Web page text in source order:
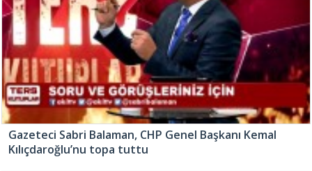
Gazeteci Sabri Balaman, CHP Genel Başkanı Kemal
Kılıçdaroğlu’nu topa tuttu